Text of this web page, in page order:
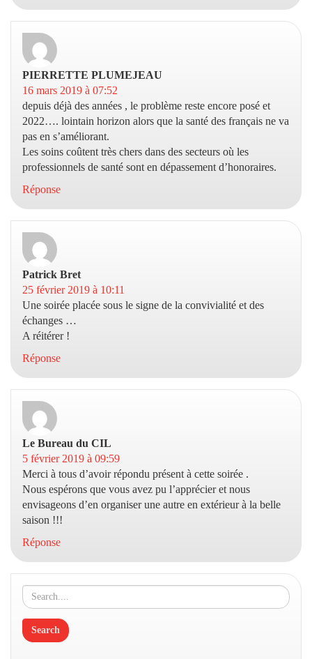
PIERRETTE PLUMEJEAU
16 mars 2019 à 07:52
depuis déjà des années , le problème reste encore posé et
2022…. lointain horizon alors que la santé des français ne va
pas en s’améliorant.
Les soins coûtent très chers dans des secteurs où les
professionnels de santé sont en dépassement d’honoraires.
Réponse
Patrick Bret
25 février 2019 à 10:11
Une soirée placée sous le signe de la convivialité et des
échanges …
A réitérer !
Réponse
Le Bureau du CIL
5 février 2019 à 09:59
Merci à tous d’avoir répondu présent à cette soirée .
Nous espérons que vous avez pu l’apprécier et nous
envisageons d’en organiser une autre en extérieur à la belle
saison !!!
Réponse